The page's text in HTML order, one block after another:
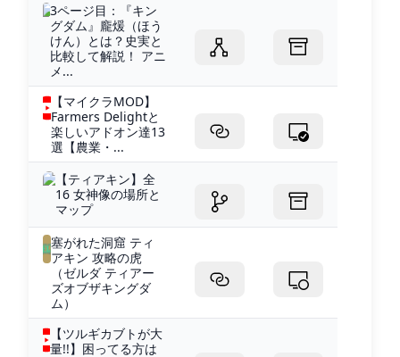
3ページ目：『キン
グダム』龐煖（ほう
けん）とは？史実と
比較して解説！ アニ
メ...
【マイクラMOD】
Farmers Delightと
楽しいアドオン達13
選【農業・...
【ティアキン】全
16 女神像の場所と
マップ
塞がれた洞窟 ティ
アキン 攻略の虎
（ゼルダ ティアー
ズオブザキングダ
ム）
【ツルギカブトが大
量!!】困ってる方は